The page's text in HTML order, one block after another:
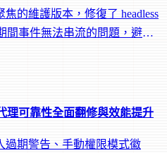
焦的維護版本，修復了 headless
間事件無法串流的問題，避免
理可靠性全面翻修與效能提升
過期警告、手動權限模式徽